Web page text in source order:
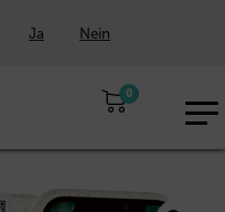
Ja Nein
0
DE